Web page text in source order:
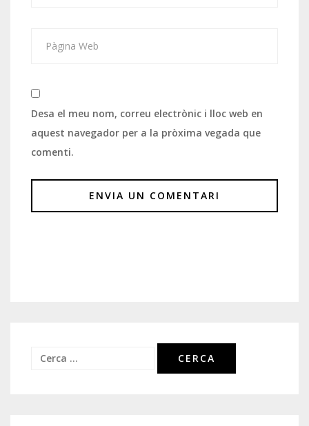
Desa el meu nom, correu electrònic i lloc web en
aquest navegador per a la pròxima vegada que
comenti.
Cerca: